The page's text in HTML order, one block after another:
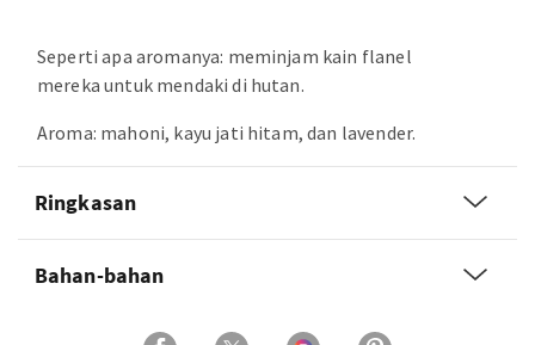
Seperti apa aromanya: meminjam kain flanel
mereka untuk mendaki di hutan.
Aroma: mahoni, kayu jati hitam, dan lavender.
Ringkasan
Bahan-bahan